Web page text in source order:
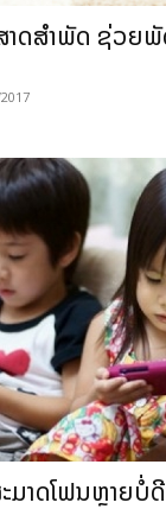
ດສຳພັດ ຊ່ວຍ
າດໂຟນຫຼາຍບໍ່